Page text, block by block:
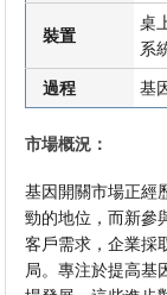
裝置
桌
系
過程 基
市場概況：
基因開關市場正經
勁的地位，而新參
客戶需求，企業採
局。專注於提高基